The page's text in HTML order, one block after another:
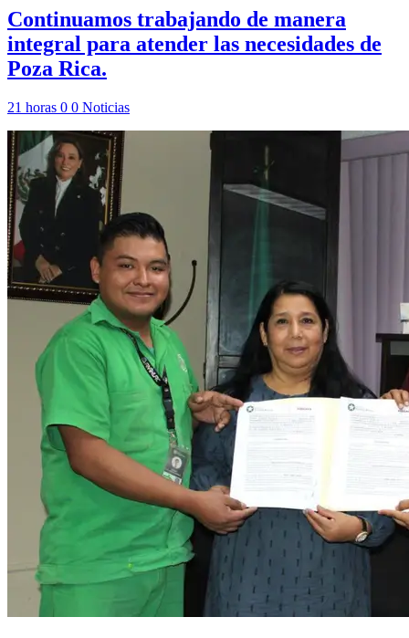
Continuamos trabajando de manera
integral para atender las necesidades de
Poza Rica.
21 horas 0 0 Noticias